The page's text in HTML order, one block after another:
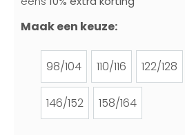
Maak een keuze:
98/104 110/116
110/116
122/128
122/128
146/152
146/152
158/164
158/164